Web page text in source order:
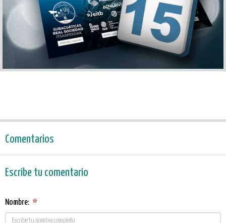
Comentarios
Escribe tu comentario
Nombre: *